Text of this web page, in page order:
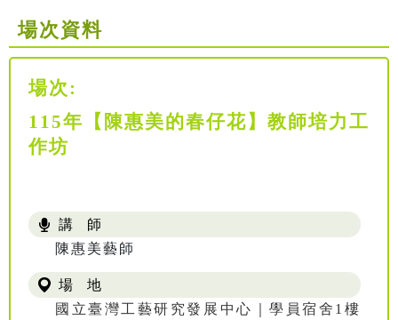
場次資料
場次:
115年【陳惠美的春仔花】教師培力工
作坊
講 師
陳惠美藝師
場 地
國立臺灣工藝研究發展中心｜學員宿舍1樓